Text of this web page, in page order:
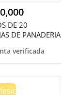
DE 20
DE PANADERIA
verificada